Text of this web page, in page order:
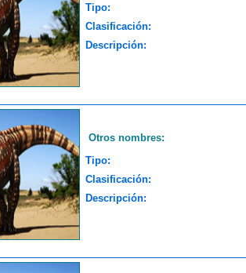
Tipo:
Clasificación:
Descripción:
Otros nombres:
Tipo:
Clasificación:
Descripción: